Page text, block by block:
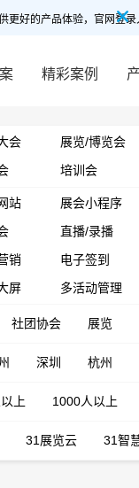
更好的产品体验，官网登
精彩案例
会
展览/博览会
培训会
站
展会小程序
直播/录播
销
电子签到
屏 多活动管理
社团协会 展览
深圳 杭州
上 1000人以上
31展览云 31智